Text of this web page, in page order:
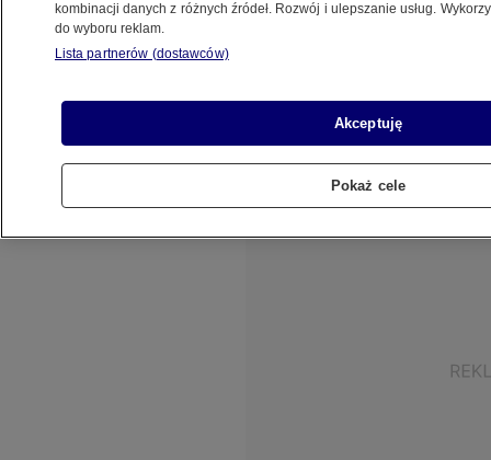
Udostępnij
przyznana. Carolyn R. Bertozzi, Morten Meldal
oraz K. Barry Sharpless - oto osoby
uhonorowane w środę przez Szwedzką
kombinacji danych z różnych źródeł. Rozwój i ulepszanie usług.
do wyboru reklam.
Lista partnerów (dostawców)
Akceptuję
Pokaż cele